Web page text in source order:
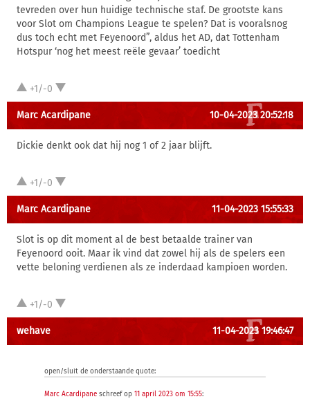
tevreden over hun huidige technische staf. De grootste kans
voor Slot om Champions League te spelen? Dat is vooralsnog
dus toch echt met Feyenoord”, aldus het AD, dat Tottenham
Hotspur ‘nog het meest reële gevaar’ toedicht
+1/-0
Marc Acardipane 10-04-2023 20:52:18
Dickie denkt ook dat hij nog 1 of 2 jaar blijft.
+1/-0
Marc Acardipane 11-04-2023 15:55:33
Slot is op dit moment al de best betaalde trainer van
Feyenoord ooit. Maar ik vind dat zowel hij als de spelers een
vette beloning verdienen als ze inderdaad kampioen worden.
+1/-0
wehave 11-04-2023 19:46:47
open/sluit de onderstaande quote:
Marc Acardipane schreef op 11 april 2023 om 15:55: